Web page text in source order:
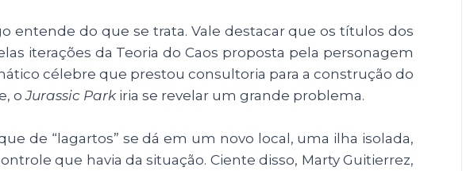
entende do que se trata. Vale destacar que os títulos dos
iterações da Teoria do Caos proposta pela personagem
célebre que prestou consultoria para a construção do
oJurassic Parkiria se revelar um grande problema.
de “lagartos” se dá em um novo local, uma ilha isolada,
que havia da situação. Ciente disso, Marty Guitierrez,